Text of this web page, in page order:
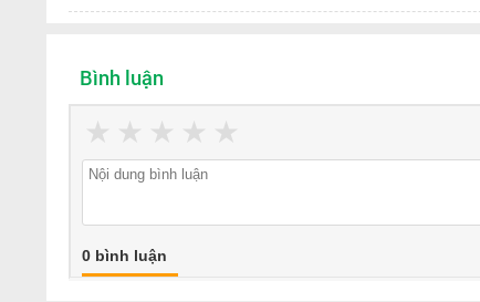
Bình luận
★
★
★
★
★
0 bình luận